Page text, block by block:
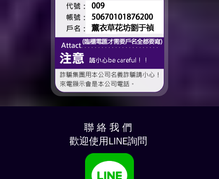
聯 絡 我 們
歡迎使用LINE詢問